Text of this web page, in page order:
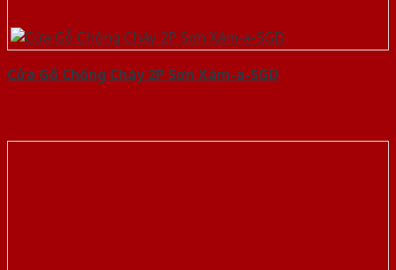
Cửa Gỗ Chống Cháy 2P Sơn Xám-a-SGD